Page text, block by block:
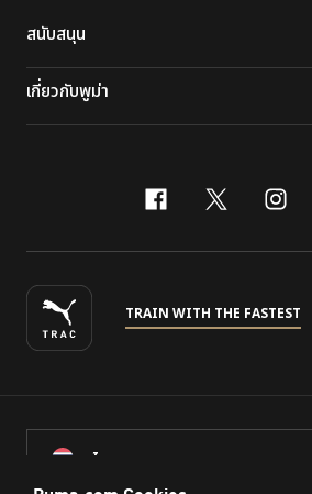
สนับสนุน
เกี่ยวกับพูม่า
facebook
x-
TRAIN WITH THE FASTEST
ไทย